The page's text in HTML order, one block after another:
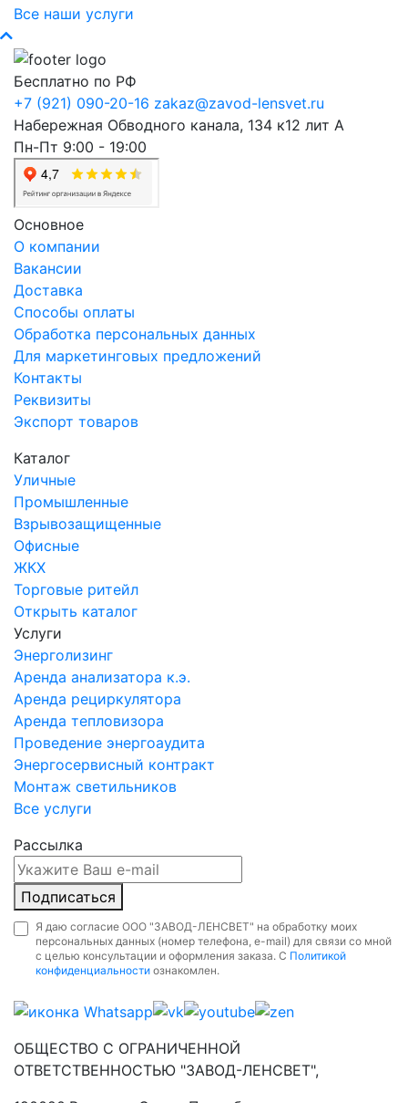
Все наши услуги
Бесплатно по РФ
+7 (921) 090-20-16 zakaz@zavod-lensvet.ru
Набережная Обводного канала, 134 к12 лит А
Пн-Пт 9:00 - 19:00
Основное
О компании
Вакансии
Доставка
Способы оплаты
Обработка персональных данных
Для маркетинговых предложений
Контакты
Реквизиты
Экспорт товаров
Каталог
Уличные
Промышленные
Взрывозащищенные
Офисные
ЖКХ
Торговые ритейл
Открыть каталог
Услуги
Энерголизинг
Аренда анализатора к.э.
Аренда рециркулятора
Аренда тепловизора
Проведение энергоаудита
Энергосервисный контракт
Монтаж светильников
Все услуги
Рассылка
Подписаться
Я даю согласие ООО "ЗАВОД-ЛЕНСВЕТ" на обработку моих
персональных данных (номер телефона, e-mail) для связи со мной
с целью консультации и оформления заказа. С Политикой
конфиденциальности ознакомлен.
ОБЩЕСТВО С ОГРАНИЧЕННОЙ
ОТВЕТСТВЕННОСТЬЮ "ЗАВОД-ЛЕНСВЕТ",